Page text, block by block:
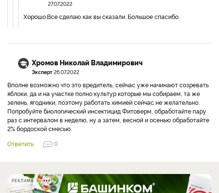
27.07.2022
Хорошо.Все сделаю как вы сказали. Большое спасибо.
Хромов Николай Владимирович
Эксперт 26.07.2022
Вполне возможно что это вредитель, сейчас уже начинают созревать
яблоки, да и на участке полно культур которые мы собираем, та же
зелень, ягодники, поэтому работать химией сейчас не желательно.
Попробуйте биологический инсектицид Фитоверм, обработайте пару
раз с интервалом в неделю, ну а затем, весной и осенью обработайте
2% бордоской смесью.
Ответить
0
РЕКЛАМА